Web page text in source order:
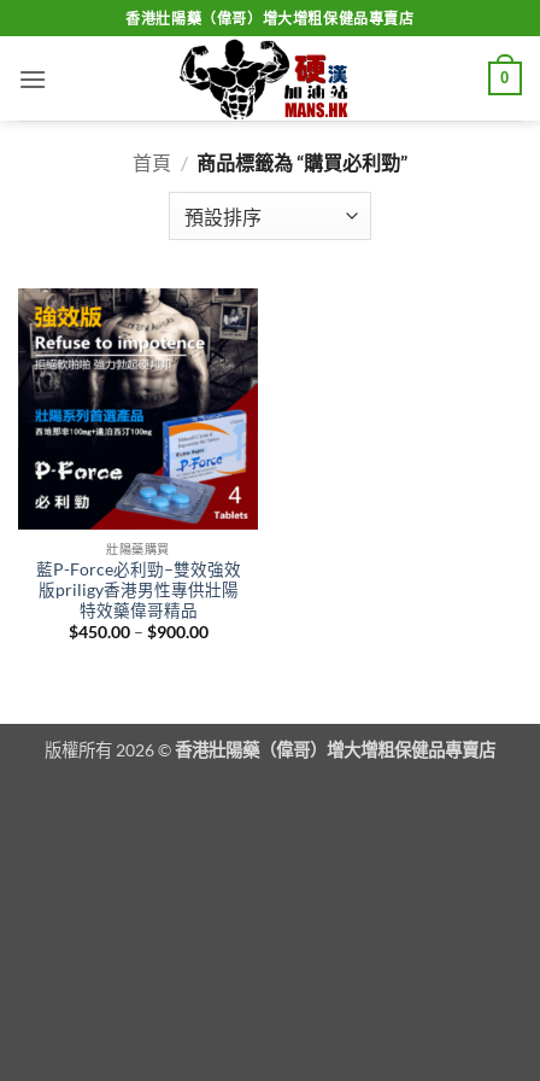
to
content
香港壯陽藥（偉哥）增大增粗保健品專賣店
0
首頁 / 商品標籤為 “購買必利勁”
壯陽藥購買
藍P-Force必利勁–雙效強效
版priligy香港男性專供壯陽
特效藥偉哥精品
$450.00 – $900.00Price
版權所有 2026 ©香港壯陽藥（偉哥）增大增粗保健品專賣店